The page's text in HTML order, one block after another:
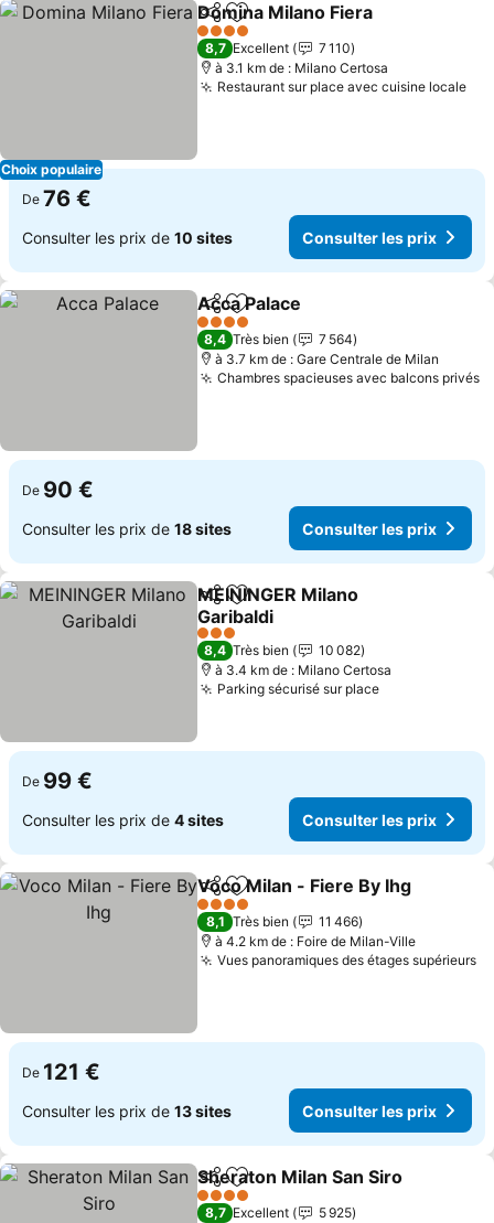
Choix populaire
PartagerAjouter à mes favoris
Domina Milano Fiera
4 Étoiles
8,7 Excellent
7 110
à 3.1 km de : Milano Certosa
Restaurant sur place avec cuisine locale
De 76 €
Consulter les prix de 10 sites Consulter les prix
PartagerAjouter à mes favoris
Acca Palace
4 Étoiles
8,4 Très bien
7 564
à 3.7 km de : Gare Centrale de Milan
Chambres spacieuses avec balcons privés
De 90 €
Consulter les prix de 18 sites Consulter les prix
PartagerAjouter à mes favoris
MEININGER Milano
Garibaldi
3 Étoiles
8,4 Très bien
10 082
à 3.4 km de : Milano Certosa
Parking sécurisé sur place
De 99 €
Consulter les prix de 4 sites Consulter les prix
PartagerAjouter à mes favoris
Voco Milan - Fiere By Ihg
4 Étoiles
8,1 Très bien
11 466
à 4.2 km de : Foire de Milan-Ville
Vues panoramiques des étages supérieurs
De 121 €
Consulter les prix de 13 sites Consulter les prix
PartagerAjouter à mes favoris
Sheraton Milan San Siro
4 Étoiles
8,7 Excellent
5 925